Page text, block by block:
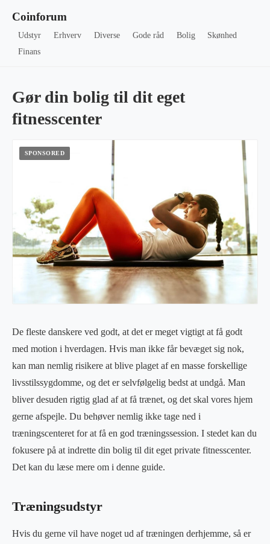
Coinforum
Udstyr Erhverv Diverse Gode råd Bolig
Skønhed
Finans
Gør din bolig til dit eget
fitnesscenter
De fleste danskere ved godt, at det er meget vigtigt at få godt
med motion i hverdagen. Hvis man ikke får bevæget sig nok,
kan man nemlig risikere at blive plaget af en masse forskellige
livsstilssygdomme, og det er selvfølgelig bedst at undgå. Man
bliver desuden rigtig glad af at få trænet, og det skal vores hjem
gerne afspejle. Du behøver nemlig ikke tage ned i
træningscenteret for at få en god træningssession. I stedet kan du
fokusere på at indrette din bolig til dit eget private fitnesscenter.
Det kan du læse mere om i denne guide.
Træningsudstyr
Hvis du gerne vil have noget ud af træningen derhjemme, så er